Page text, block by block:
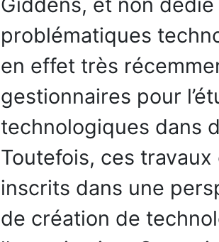
problématiques
en effet très
gestionnaires pour
technologiques dans
Toutefois, ces
inscrits dans une
de création de